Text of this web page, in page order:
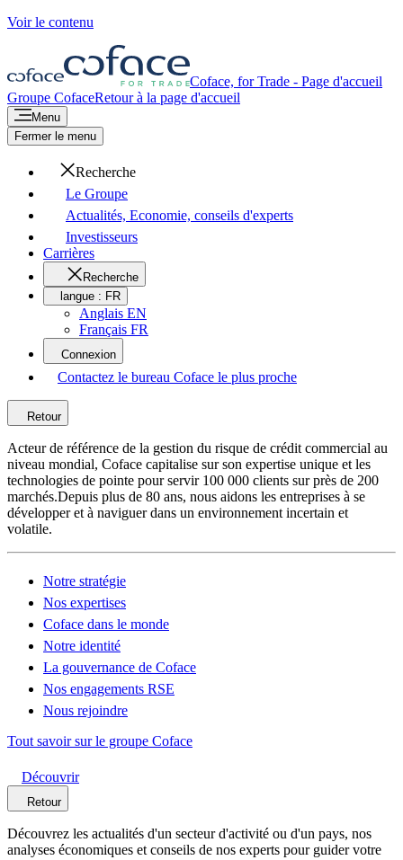
Voir le contenu
Coface, for Trade - Page d'accueil
Groupe CofaceRetour à la page d'accueil
Menu
Fermer le menu
Recherche
Le Groupe
Actualités, Economie, conseils d'experts
Investisseurs
Carrières
Recherche
langue : FR
Anglais EN
Français FR
Connexion
Contactez le bureau Coface le plus proche
Retour
Acteur de référence de la gestion du risque de crédit commercial au
niveau mondial, Coface capitalise sur son expertise unique et les
technologies de pointe pour servir 100 000 clients sur près de 200
marchés.Depuis plus de 80 ans, nous aidons les entreprises à se
développer et à naviguer dans un environnement incertain et
volatile.
Notre stratégie
Nos expertises
Coface dans le monde
Notre identité
La gouvernance de Coface
Nos engagements RSE
Nous rejoindre
Tout savoir sur le groupe Coface
Découvrir
Retour
Découvrez les actualités d'un secteur d'activité ou d'un pays, nos
analyses économiques et conseils de nos experts pour guider votre